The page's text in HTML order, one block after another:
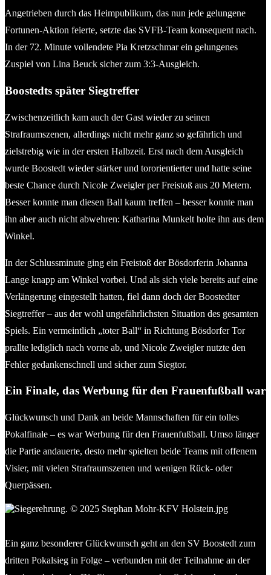
Angetrieben durch das Heimpublikum, das nun jede gelungene
Fortunen-Aktion feierte, setzte das SVFB-Team konsequent nach.
In der 72. Minute vollendete Pia Kretzschmar ein gelungenes
Zuspiel von Lina Beuck sicher zum 3:3-Ausgleich.
Boostedts später Siegtreffer
Zwischenzeitlich kam auch der Gast wieder zu seinen
Strafraumszenen, allerdings nicht mehr ganz so gefährlich und
zielstrebig wie in der ersten Halbzeit. Erst nach dem Ausgleich
wurde Boostedt wieder stärker und tororientierter und hatte seine
beste Chance durch Nicole Zweigler per Freistoß aus 20 Metern.
Besser konnte man diesen Ball kaum treffen – besser konnte man
ihn aber auch nicht abwehren: Katharina Munkelt holte ihn aus dem
Winkel.
In der Schlussminute ging ein Freistoß der Bösdorferin Johanna
Lange knapp am Winkel vorbei. Und als sich viele bereits auf eine
Verlängerung eingestellt hatten, fiel dann doch der Boostedter
Siegtreffer – aus der wohl ungefährlichsten Situation des gesamten
Spiels. Ein vermeintlich „toter Ball“ in Richtung Bösdorfer Tor
prallte lediglich nach vorne ab, und Nicole Zweigler nutzte den
Fehler gedankenschnell und sicher zum Siegtor.
Ein Finale, das Werbung für den Frauenfußball war
Glückwunsch und Dank an beide Mannschaften für ein tolles
Pokalfinale – es war Werbung für den Frauenfußball. Umso länger
die Partie andauerte, desto mehr spielten beide Teams mit offenem
Visier, mit vielen Strafraumszenen und wenigen Rück- oder
Querpässen.
Ein ganz besonderer Glückwunsch geht an den SV Boostedt zum
dritten Pokalsieg in Folge – verbunden mit der Teilnahme an der